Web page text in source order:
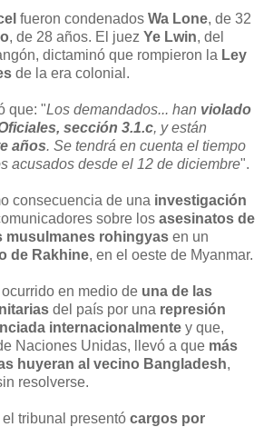
fueron condenados Wa Lone, de 32
, de 28 años. El juez Ye Lwin, del
dictaminó que rompieron la Ley
de la era colonial.
que: "Los demandados... han violado
sección 3.1.c, y están
años. Se tendrá en cuenta el tiempo
acusados desde el 12 de diciembre".
consecuencia de una investigación
sobre los asesinatos de
musulmanes rohingyas en un
de Rakhine, en el oeste de Myanmar.
en medio de una de las
del país por una represión
internacionalmente y que,
Naciones Unidas, llevó a que más
huyeran al vecino Bangladesh,
resolverse.
tribunal presentó cargos por